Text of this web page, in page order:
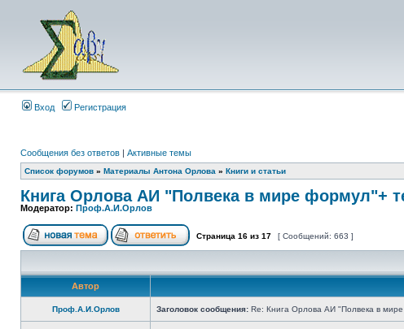
Вход Регистрация
Сообщения без ответов | Активные темы
Список форумов » Материалы Антона Орлова » Книги и статьи
Книга Орлова АИ "Полвека в мире формул"+
Модератор: Проф.А.И.Орлов
Страница 16 из 17 [ Сообщений: 663 ]
Автор
Проф.А.И.Орлов Заголовок сообщения: Re: Книга Орлова АИ "Полвека в